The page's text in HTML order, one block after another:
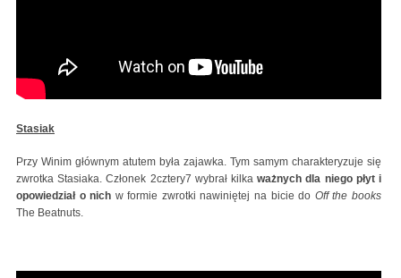
Stasiak
Przy Winim głównym atutem była zajawka. Tym samym charakteryzuje się
zwrotka Stasiaka. Członek 2cztery7 wybrał kilkaważnych dla niego płyt i
opowiedział o nich w formie zwrotki nawiniętej na bicie do Off the books
The Beatnuts.